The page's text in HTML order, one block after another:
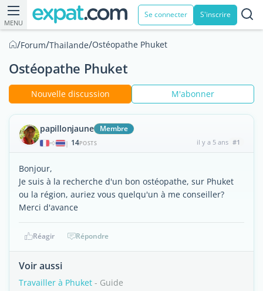
MENU
Se connecter S'inscrire
/Forum/Thailande/Ostéopathe Phuket
Ostéopathe Phuket
Nouvelle discussion M'abonner
papillonjaune Membre
| 14POSTS il y a 5 ans #1
Bonjour,
Je suis à la recherche d'un bon ostéopathe, sur Phuket
ou la région, auriez vous quelqu'un à me conseiller?
Merci d'avance
Réagir Répondre
Voir aussi
Travailler à Phuket - Guide